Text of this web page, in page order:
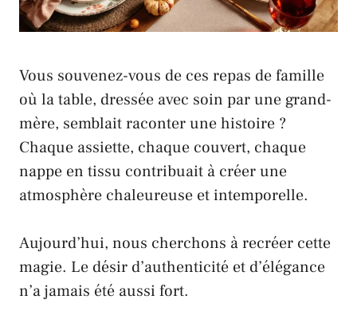
Vous souvenez-vous de ces repas de famille
où la table, dressée avec soin par une grand-
mère, semblait raconter une histoire ?
Chaque assiette, chaque couvert, chaque
nappe en tissu contribuait à créer une
atmosphère chaleureuse et intemporelle.
Aujourd’hui, nous cherchons à recréer cette
magie. Le désir d’authenticité et d’élégance
n’a jamais été aussi fort.